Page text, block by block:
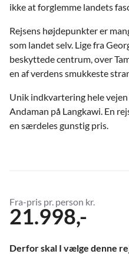
ikke at forglemme landets
Rejsens højdepunkter er
som landet selv. Lige fra
beskyttede centrum, over
en af verdens smukkeste
Unik indkvartering hele
Andaman på Langkawi. En
en særdeles gunstig pris.
Fra-pris pr. person kr.
21.998,-
Derfor skal I vælge denne